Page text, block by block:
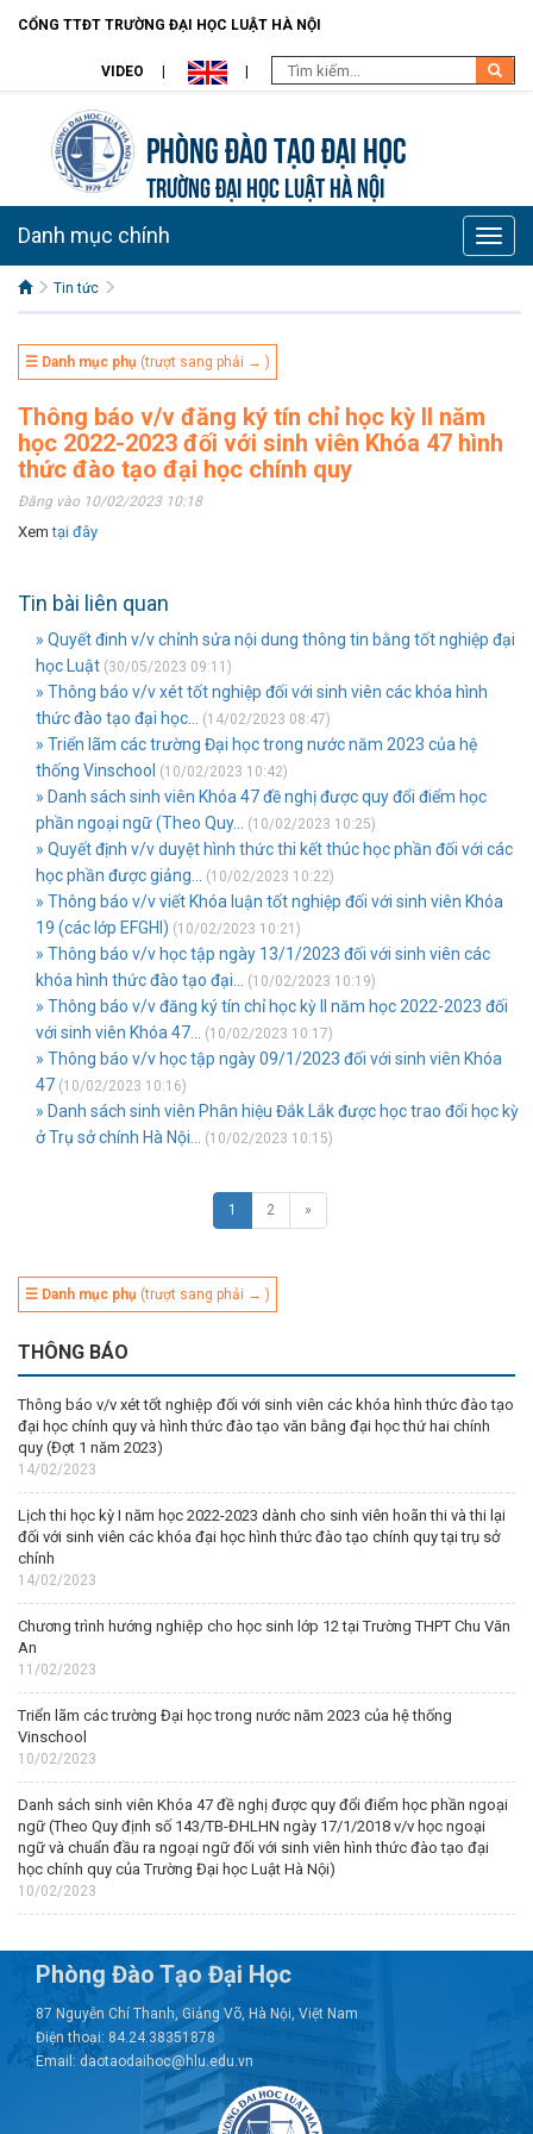
CỔNG TTĐT TRƯỜNG ĐẠI HỌC LUẬT HÀ NỘI
VIDEO
Phòng Đào Tạo đại học
TRƯỜNG ĐẠI HỌC LUẬT HÀ NỘI
Toggle
Danh mục chính
Tin tức
☰ Danh mục phụ (trượt sang phải → )
Thông báo v/v đăng ký tín chỉ học kỳ II năm
học 2022-2023 đối với sinh viên Khóa 47 hình
thức đào tạo đại học chính quy
Đăng vào 10/02/2023 10:18
Xemtại đây
Tin bài liên quan
» Quyết đinh v/v chỉnh sửa nội dung thông tin bằng tốt nghiệp đại
học Luật (30/05/2023 09:11)
» Thông báo v/v xét tốt nghiệp đối với sinh viên các khóa hình
thức đào tạo đại học...
(14/02/2023 08:47)
» Triển lãm các trường Đại học trong nước năm 2023 của hệ
thống Vinschool (10/02/2023 10:42)
» Danh sách sinh viên Khóa 47 đề nghị được quy đổi điểm học
phần ngoại ngữ (Theo Quy...
(10/02/2023 10:25)
» Quyết định v/v duyệt hình thức thi kết thúc học phần đối với các
học phần được giảng...
(10/02/2023 10:22)
» Thông báo v/v viết Khóa luận tốt nghiệp đối với sinh viên Khóa
19 (các lớp EFGHI) (10/02/2023 10:21)
» Thông báo v/v học tập ngày 13/1/2023 đối với sinh viên các
khóa hình thức đào tạo đại...
(10/02/2023 10:19)
» Thông báo v/v đăng ký tín chỉ học kỳ II năm học 2022-2023 đối
với sinh viên Khóa 47...
(10/02/2023 10:17)
» Thông báo v/v học tập ngày 09/1/2023 đối với sinh viên Khóa
47 (10/02/2023 10:16)
» Danh sách sinh viên Phân hiệu Đắk Lắk được học trao đổi học kỳ
ở Trụ sở chính Hà Nội...
(10/02/2023 10:15)
1 2 »
☰ Danh mục phụ (trượt sang phải → )
THÔNG BÁO
Thông báo v/v xét tốt nghiệp đối với sinh viên các khóa hình thức đào tạo
đại học chính quy và hình thức đào tạo văn bằng đại học thứ hai chính
quy (Đợt 1 năm 2023)
14/02/2023
Lịch thi học kỳ I năm học 2022-2023 dành cho sinh viên hoãn thi và thi lại
đối với sinh viên các khóa đại học hình thức đào tạo chính quy tại trụ sở
chính
14/02/2023
Chương trình hướng nghiệp cho học sinh lớp 12 tại Trường THPT Chu Văn
An
11/02/2023
Triển lãm các trường Đại học trong nước năm 2023 của hệ thống
Vinschool
10/02/2023
Danh sách sinh viên Khóa 47 đề nghị được quy đổi điểm học phần ngoại
ngữ (Theo Quy định số 143/TB-ĐHLHN ngày 17/1/2018 v/v học ngoại
ngữ và chuẩn đầu ra ngoại ngữ đối với sinh viên hình thức đào tạo đại
học chính quy của Trường Đại học Luật Hà Nội)
10/02/2023
Phòng Đào Tạo Đại Học
87 Nguyễn Chí Thanh, Giảng Võ, Hà Nội, Việt Nam
Điện thoại: 84.24.38351878
Email: daotaodaihoc@hlu.edu.vn